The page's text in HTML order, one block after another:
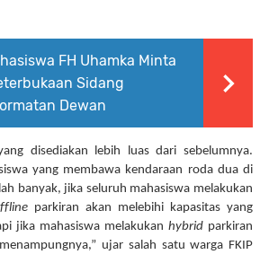
FH Uhamka Minta
Sidang
Dewan
disediakan lebih luas dari sebelumnya.
yang membawa kendaraan roda dua di
banyak, jika seluruh mahasiswa melakukan
parkiran akan melebihi kapasitas yang
jika mahasiswa melakukan hybrid parkiran
ujar salah satu warga FKIP